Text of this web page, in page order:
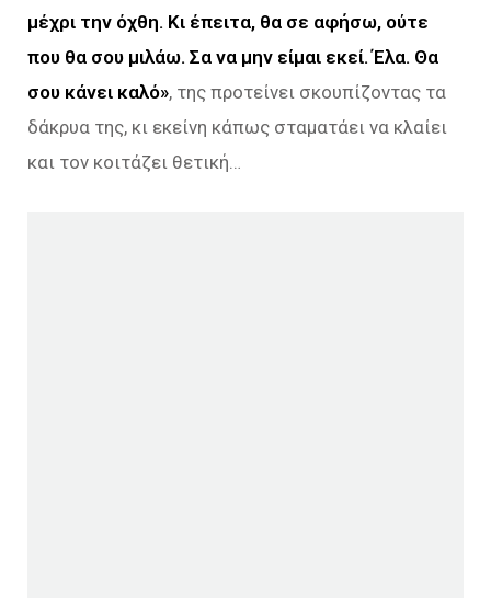
μέχρι την όχθη. Κι έπειτα, θα σε αφήσω, ούτε
που θα σου μιλάω. Σα να μην είμαι εκεί. Έλα. Θα
σου κάνει καλό», της προτείνει σκουπίζοντας τα
δάκρυα της, κι εκείνη κάπως σταματάει να κλαίει
και τον κοιτάζει θετική…